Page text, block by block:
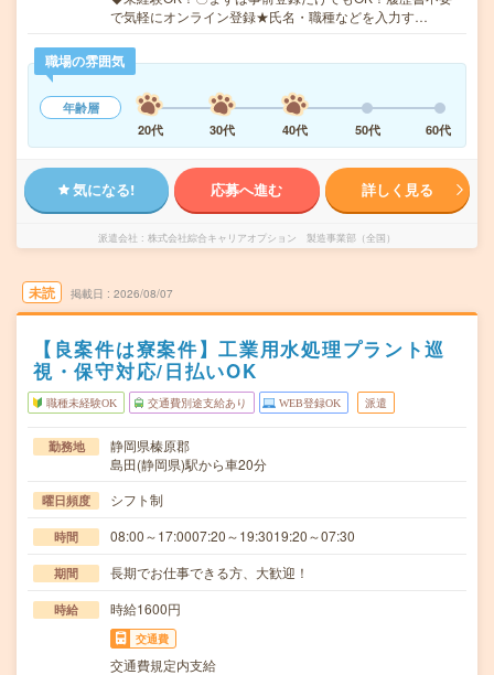
で気軽にオンライン登録★氏名・職種などを入力す…
職場の雰囲気
年齢層
20代
30代 40代 50代 60代
気になる! 応募へ進む 詳しく見る
派遣会社 株式会社綜合キャリアオプション 製造事業部（全国）
未読 掲載日 2026/08/07
【良案件は寮案件】工業用水処理プラント巡
視・保守対応/日払いOK
職種未経験OK 交通費別途支給あり WEB登録OK 派遣
勤務地
静岡県榛原郡
島田(静岡県)駅から車20分
曜日頻度 シフト制
時間 08:00～17:0007:20～19:3019:20～07:30
期間 長期でお仕事できる方、大歓迎！
時給 時給1600円
交通費
交通費規定内支給